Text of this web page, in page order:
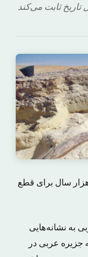
تاریخ ثابت می‌کند
سال برای قطع
به نشانه‌هایی
جزیره عربی در